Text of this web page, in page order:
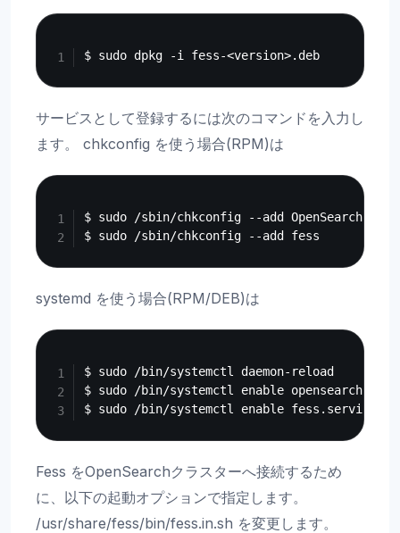
サービスとして登録するには次のコマンドを入力し
ます。 chkconfig を使う場合(RPM)は
$ sudo /sbin/chkconfig --add OpenSearch
systemd を使う場合(RPM/DEB)は
$ sudo /bin/systemctl daemon-reload
$ sudo /bin/systemctl enable
Fess をOpenSearchクラスターへ接続するため
に、以下の起動オプションで指定します。
/usr/share/fess/bin/fess.in.sh を変更します。